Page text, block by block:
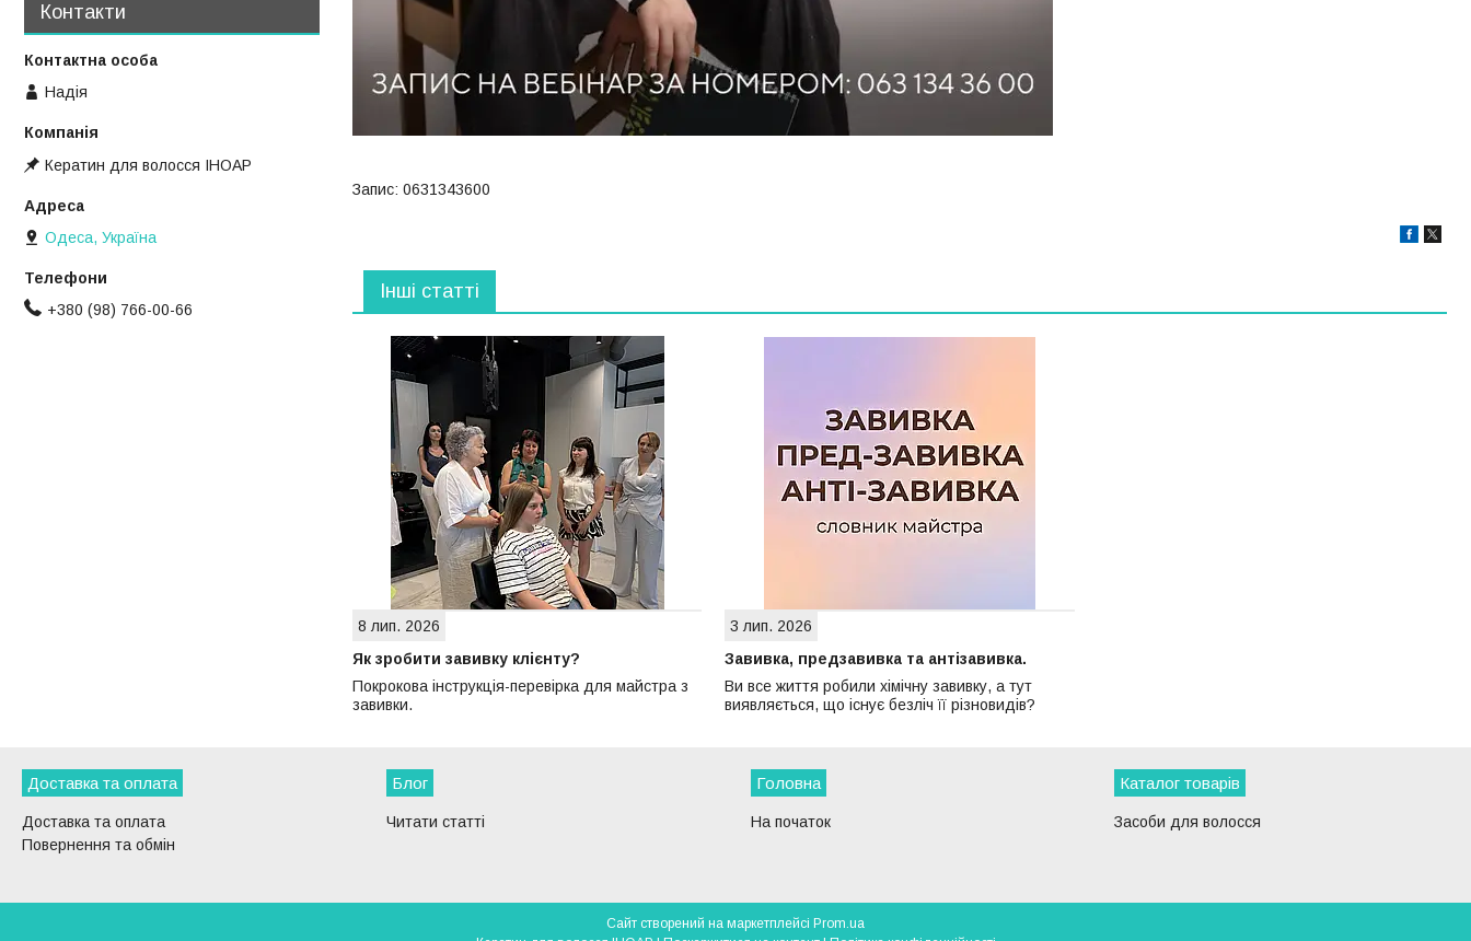
Запис: 0631343600
Інші статті
8 лип. 2026
Як зробити завивку клієнту?
Покрокова інструкція-перевірка для майстра з
завивки.
3 лип. 2026
Завивка, предзавивка та антізавивка.
Ви все життя робили хімічну завивку, а тут
виявляється, що існує безліч її різновидів?
Контакти
Надія
Кератин для волосся ІНОАР
Одеса, Україна
+380 (98) 766-00-66
Доставка та оплата
Доставка та оплата
Повернення та обмін
Блог
Читати статті
Головна
На початок
Каталог товарів
Засоби для волосся
Сайт створений на маркетплейсі Prom.ua